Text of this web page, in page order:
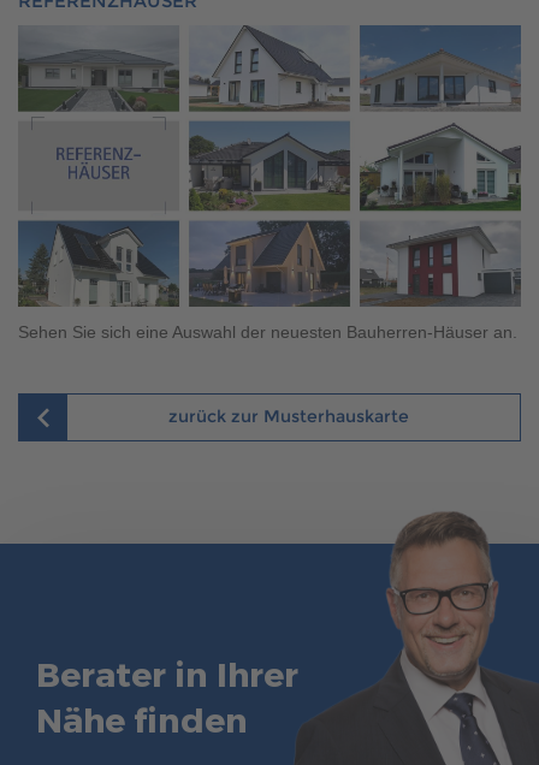
Sehen Sie sich eine Auswahl der neuesten Bauherren-Häuser an.
zurück zur Musterhauskarte
Berater in Ihrer
Nähe finden